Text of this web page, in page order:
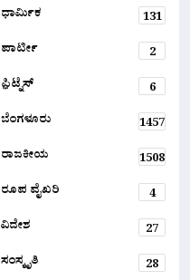
ಧಾರ್ಮಿಕ
131
ಪಾರ್ಟೀ
2
ಫ಼ಿಟ್ನೆಸ್
6
ಬೆಂಗಳೂರು
1457
ರಾಜಕೀಯ
1508
ರೂಪ ವೈಖರಿ
4
ವಿದೇಶ
27
ಸಂಸ್ಕೃತಿ
28